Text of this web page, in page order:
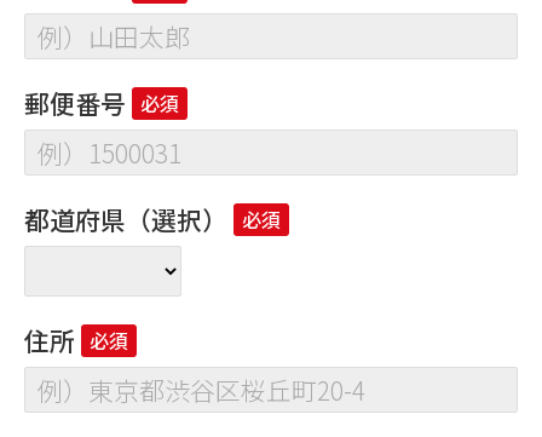
郵便番号
都道府県（選択）
住所